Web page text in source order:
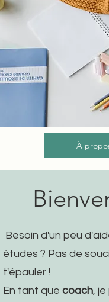
À
Besoin d'un peu
études ? Pas de
t'épauler !
En tant que coach,